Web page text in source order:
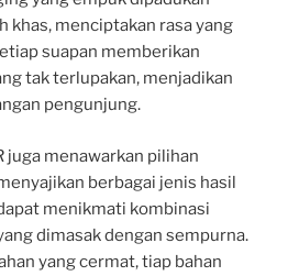
khas, menciptakan rasa yang
suapan memberikan
tak terlupakan, menjadikan
pengunjung.
juga menawarkan pilihan
berbagai jenis hasil
menikmati kombinasi
dimasak dengan sempurna.
yang cermat, tiap bahan